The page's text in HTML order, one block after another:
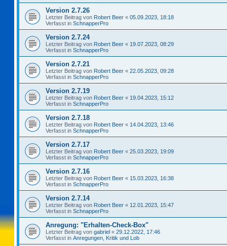
Version 2.7.26
Letzter Beitrag von Robert Beer « 05.09.2023, 18:18
Verfasst in SchnapperPro
Version 2.7.24
Letzter Beitrag von Robert Beer « 19.07.2023, 08:29
Verfasst in SchnapperPro
Version 2.7.21
Letzter Beitrag von Robert Beer « 22.05.2023, 09:28
Verfasst in SchnapperPro
Version 2.7.19
Letzter Beitrag von Robert Beer « 19.04.2023, 15:12
Verfasst in SchnapperPro
Version 2.7.18
Letzter Beitrag von Robert Beer « 14.04.2023, 13:46
Verfasst in SchnapperPro
Version 2.7.17
Letzter Beitrag von Robert Beer « 25.03.2023, 19:09
Verfasst in SchnapperPro
Version 2.7.16
Letzter Beitrag von Robert Beer « 15.03.2023, 16:38
Verfasst in SchnapperPro
Version 2.7.14
Letzter Beitrag von Robert Beer « 12.01.2023, 15:47
Verfasst in SchnapperPro
Anregung: "Erhalten-Check-Box"
Letzter Beitrag von gabriel « 29.12.2022, 17:46
Verfasst in Anregungen, Kritik und Lob